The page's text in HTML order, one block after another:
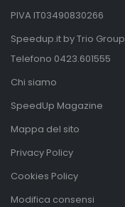
PIVA IT03490830266
Speedup.it by Trio Group
Telefono 0423.601555
Chi siamo
SpeedUp Magazine
Mappa del sito
Privacy Policy
Cookies Policy
Modifica consensi